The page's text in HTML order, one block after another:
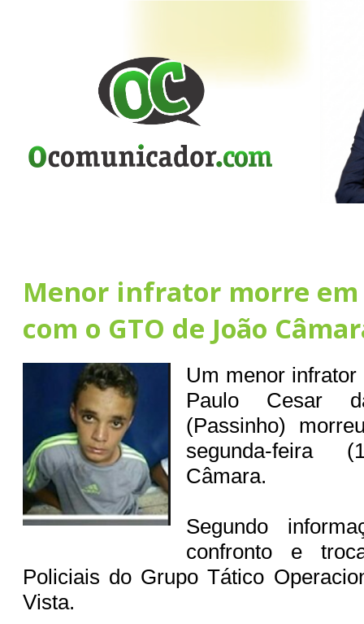
Menor infrator morre
com o GTO de João
Um menor
Paulo Cesar
(Passinho)
segunda-feira
Câmara.
Segundo
confronto e
Policiais do Grupo Tático
Vista.